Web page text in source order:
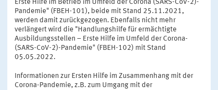
Erste Hilfe im Betrieb im Umfeld der Corona (SARS-CoV-2)-
Pandemie" (FBEH-101), beide mit Stand 25.11.2021,
werden damit zurückgezogen. Ebenfalls nicht mehr
verlängert wird die "Handlungshilfe für ermächtigte
Ausbildungsstellen – Erste Hilfe im Umfeld der Corona-
(SARS-CoV-2)-Pandemie" (FBEH-102) mit Stand
05.05.2022.
Informationen zur Ersten Hilfe im Zusammenhang mit der
Corona-Pandemie, z.B. zum Umgang mit der